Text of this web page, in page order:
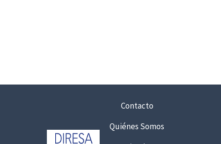
Contacto
Quiénes Somos